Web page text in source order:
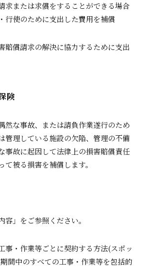
求または求償をすることができる場合
行使のために支出した費用を補償
賠償請求の解決に協力するために支出
険
然な事故、または請負作業遂行のため
管理している施設の欠陥、管理の不備
事故に起因して法律上の損害賠償責任
被る損害を補償します。
容」をご参照ください。
事・作業等ごとに契約する方法(スポッ
間中のすべての工事・作業等を包括的